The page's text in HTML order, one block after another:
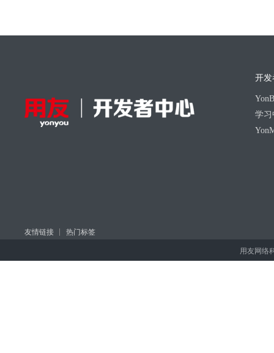
开发
学习
友情链接 热门标签
用友网络